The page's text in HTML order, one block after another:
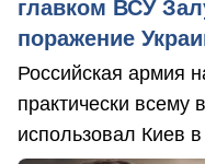
главком ВСУ
поражение
Российская армия
практически
использовал Киев